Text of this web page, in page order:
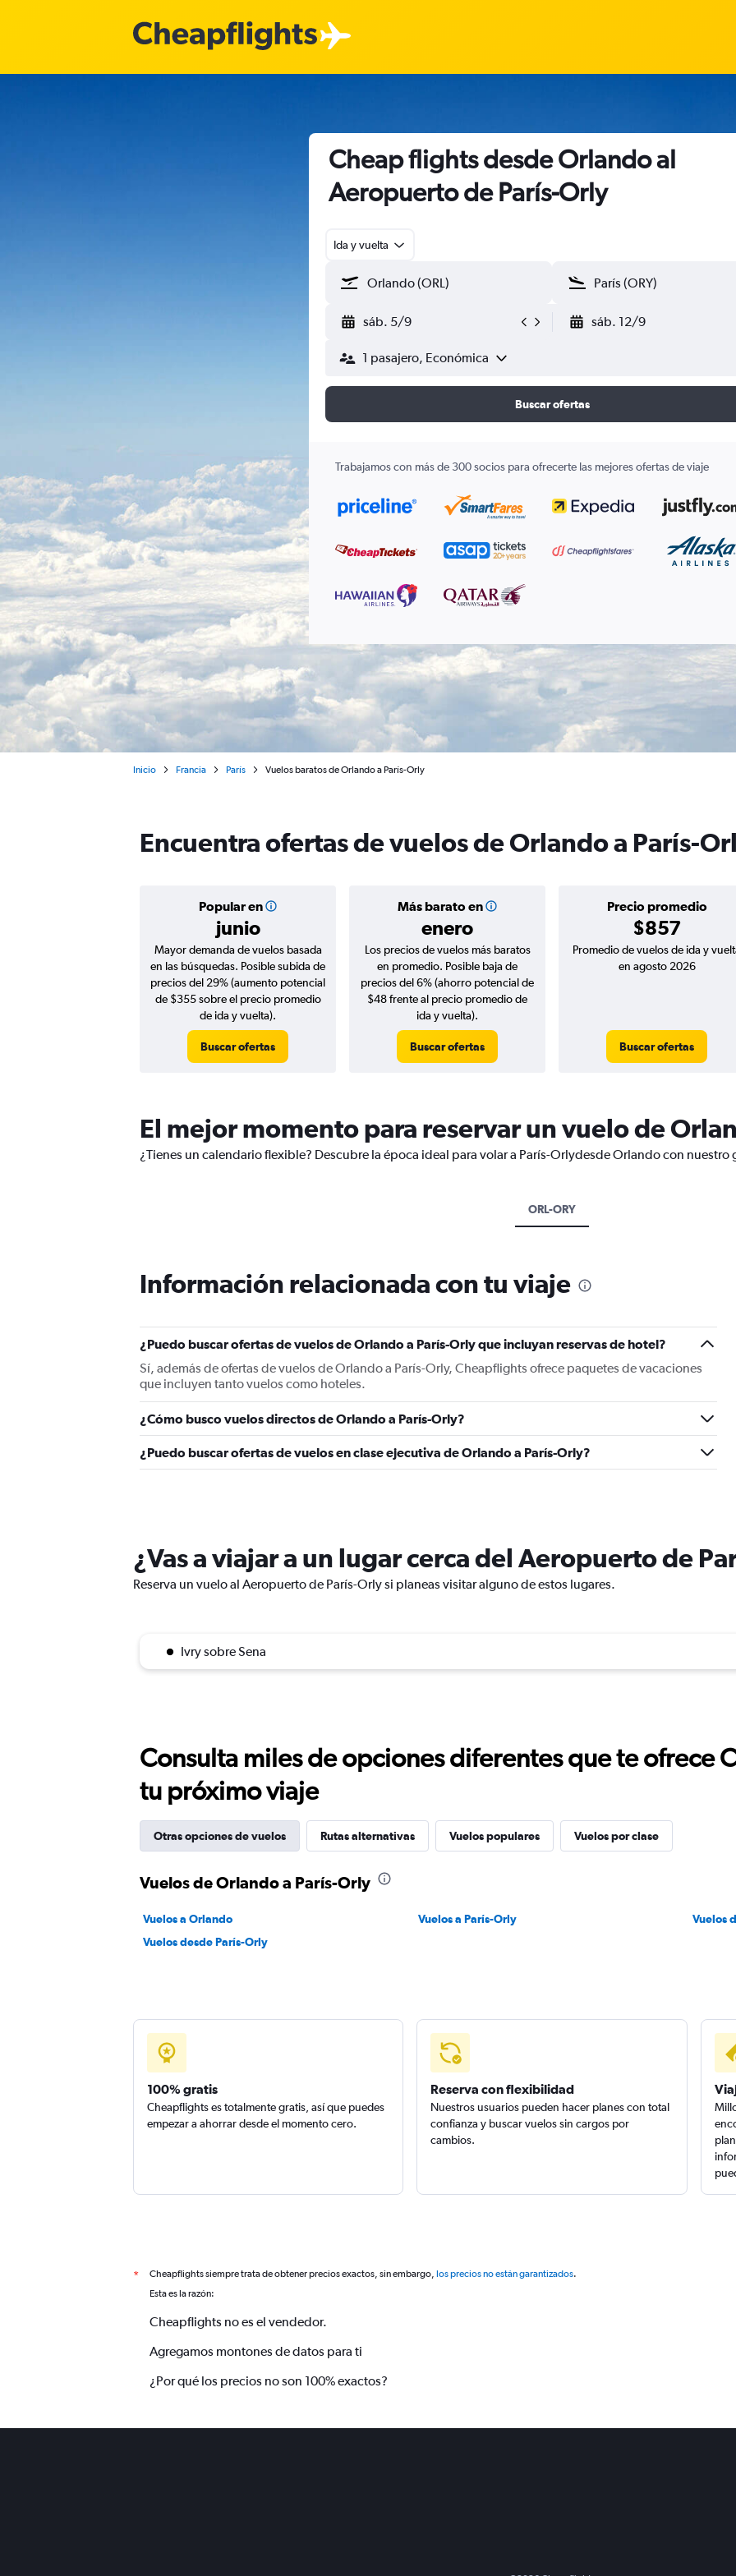
Cheap flights desde Orlando al
Aeropuerto de París-Orly
Ida y vuelta
sáb. 5/9 sáb. 12/9
1 pasajero, Económica
Buscar ofertas
Trabajamos con más de 300 socios para ofrecerte las mejores ofertas de viaje
Inicio Francia París Vuelos baratos de Orlando a París-Orly
Encuentra ofertas de vuelos de Orlando a París-
Popular en
junio
Más barato en
enero
Precio promedio
$857
Mayor demanda de vuelos basada
en las búsquedas. Posible subida de
precios del 29% (aumento potencial
de $355 sobre el precio promedio
de ida y vuelta).
Buscar ofertas
Los precios de vuelos más baratos
en promedio. Posible baja de
precios del 6% (ahorro potencial de
$48 frente al precio promedio de
ida y vuelta).
Buscar ofertas
Promedio de vuelos de ida y
en agosto 2026
Buscar ofertas
El mejor momento para reservar un vuelo de
¿Tienes un calendario flexible? Descubre la época ideal para volar a París-Orlydesde Orlando con
ORL-ORY
Información relacionada con tu viaje
¿Puedo buscar ofertas de vuelos de Orlando a París-Orly que incluyan reservas de hotel?
Sí, además de ofertas de vuelos de Orlando a París-Orly, Cheapflights ofrece paquetes de vacaciones
que incluyen tanto vuelos como hoteles.
¿Cómo busco vuelos directos de Orlando a París-Orly?
¿Puedo buscar ofertas de vuelos en clase ejecutiva de Orlando a París-Orly?
¿Vas a viajar a un lugar cerca del Aeropuerto de
Reserva un vuelo al Aeropuerto de París-Orly si planeas visitar alguno de estos lugares.
Ivry sobre Sena
Consulta miles de opciones diferentes que te ofrece
tu próximo viaje
Otras opciones de vuelos Rutas alternativas Vuelos populares Vuelos por clase
Vuelos de Orlando a París-Orly
Vuelos a Orlando Vuelos a París-Orly
Vuelos
Vuelos desde París-Orly
100% gratis
Cheapflights es totalmente gratis, así que puedes
empezar a ahorrar desde el momento cero.
Reserva con flexibilidad
Nuestros usuarios pueden hacer planes con total
confianza y buscar vuelos sin cargos por
cambios.
* Cheapflights siempre trata de obtener precios exactos, sin embargo, los precios no están garantizados.
Esta es la razón:
Cheapflights no es el vendedor.
Agregamos montones de datos para ti
¿Por qué los precios no son 100% exactos?